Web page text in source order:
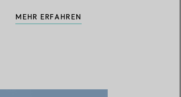
MEHR ERFAHREN